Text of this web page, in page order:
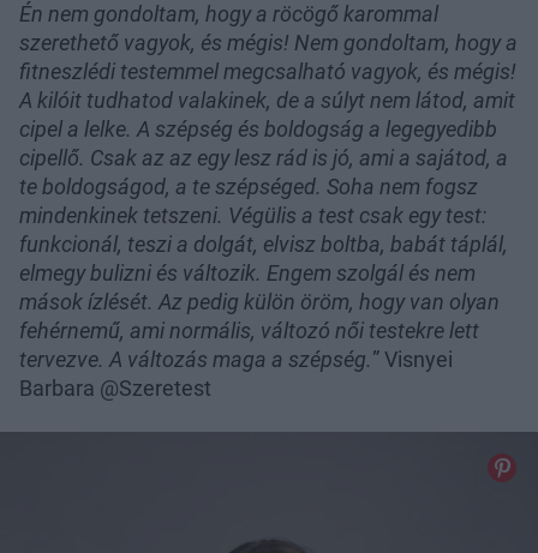
Én nem gondoltam, hogy a röcögő karommal
szerethető vagyok, és mégis! Nem gondoltam, hogy a
fitneszlédi testemmel megcsalható vagyok, és mégis!
A kilóit tudhatod valakinek, de a súlyt nem látod, amit
cipel a lelke. A szépség és boldogság a legegyedibb
cipellő. Csak az az egy lesz rád is jó, ami a sajátod, a
te boldogságod, a te szépséged. Soha nem fogsz
mindenkinek tetszeni. Végülis a test csak egy test:
funkcionál, teszi a dolgát, elvisz boltba, babát táplál,
elmegy bulizni és változik. Engem szolgál és nem
mások ízlését. Az pedig külön öröm, hogy van olyan
fehérnemű, ami normális, változó női testekre lett
tervezve. A változás maga a szépség.” Visnyei
Barbara @Szeretest